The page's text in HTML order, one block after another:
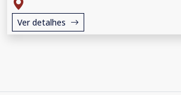
Ver detalhes